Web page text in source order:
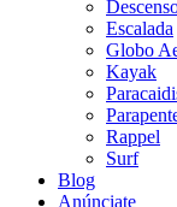
Escalada
Globo
Kayak
Rappel
Surf
Blog
Anúnciate